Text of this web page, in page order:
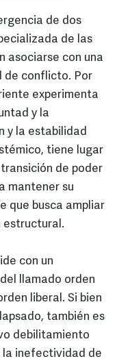
de dos
de las
asociarse con una
de conflicto. Por
experimenta
y la
y la estabilidad
tiene lugar
de poder
mantener su
que busca ampliar
estructural.
con un
llamado orden
liberal. Si bien
también es
debilitamiento
la inefectividad de